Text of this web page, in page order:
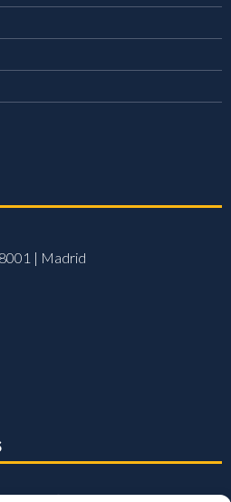
| Madrid